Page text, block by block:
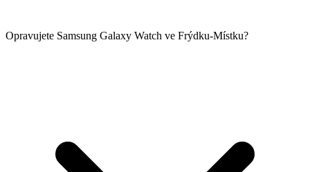
Opravujete Samsung Galaxy Watch ve Frýdku-Místku?